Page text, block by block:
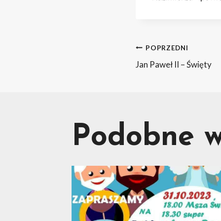
POPRZEDNI
Jan Paweł II – Święty
Podobne